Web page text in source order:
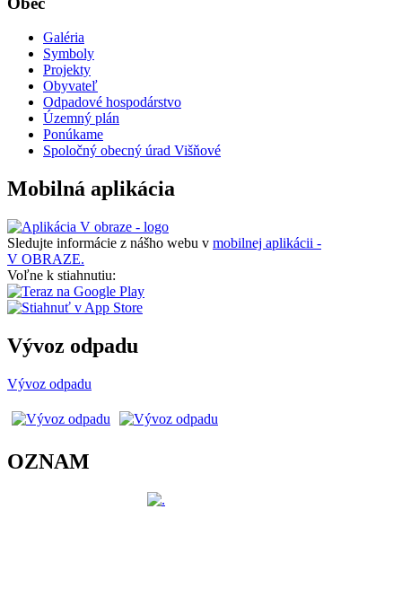
Galéria
Symboly
Projekty
Obyvateľ
Odpadové hospodárstvo
Územný plán
Ponúkame
Spoločný obecný úrad Višňové
Mobilná aplikácia
Sledujte informácie z nášho webu v mobilnej aplikácii -
V OBRAZE.
Voľne k stiahnutiu:
Vývoz odpadu
Vývoz odpadu
OZNAM